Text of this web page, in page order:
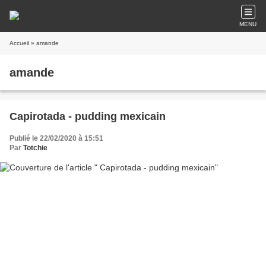
MENU
Accueil » amande
amande
Capirotada - pudding mexicain
Publié le 22/02/2020 à 15:51
Par Totchie